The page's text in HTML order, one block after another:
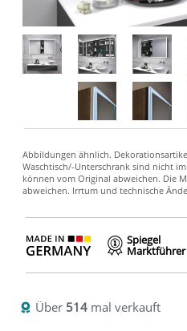
Spiegel
Marktführer
Über 514 mal verkauft